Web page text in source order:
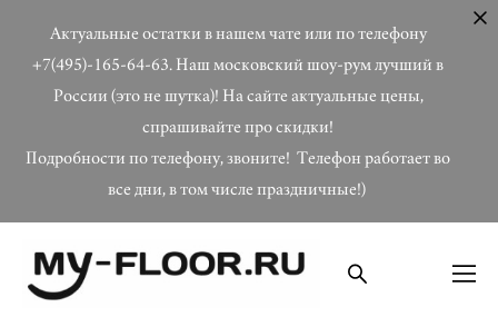
Актуальные остатки в нашем чате или по телефону
+7(495)-165-64-63. Наш московский шоу-рум лучший в
России (это не шутка)! На сайте актуальные цены,
спрашивайте про скидки!
Подробности по телефону, звоните! Телефон работает во
все дни, в том числе праздничные!)